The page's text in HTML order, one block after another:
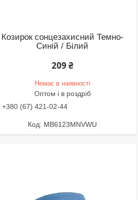
Козирок сонцезахисний Темно-
Синій / Білий
209 ₴
Немає в наявності
Оптом і в роздріб
+380 (67) 421-02-44
MB6123MNVWU